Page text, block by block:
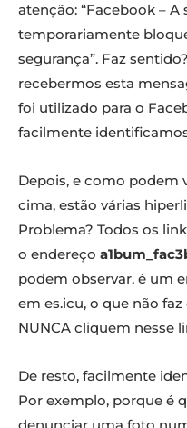
atenção: “Facebook – A
temporariamente
segurança”. Faz
recebermos esta
foi utilizado para o
facilmente
Depois, e como podem
cima, estão várias
Problema? Todos os
o endereço
podem observar, é um
em es.icu, o que não
NUNCA cliquem nesse
De resto, facilmente
Por exemplo, porque é